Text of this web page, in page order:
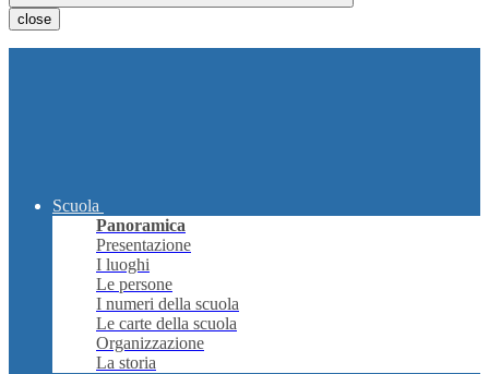
close
Scuola
Panoramica
Presentazione
I luoghi
Le persone
I numeri della scuola
Le carte della scuola
Organizzazione
La storia